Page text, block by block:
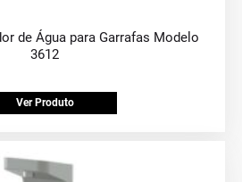
de Água para Garrafas Modelo
3612
Ver Produto